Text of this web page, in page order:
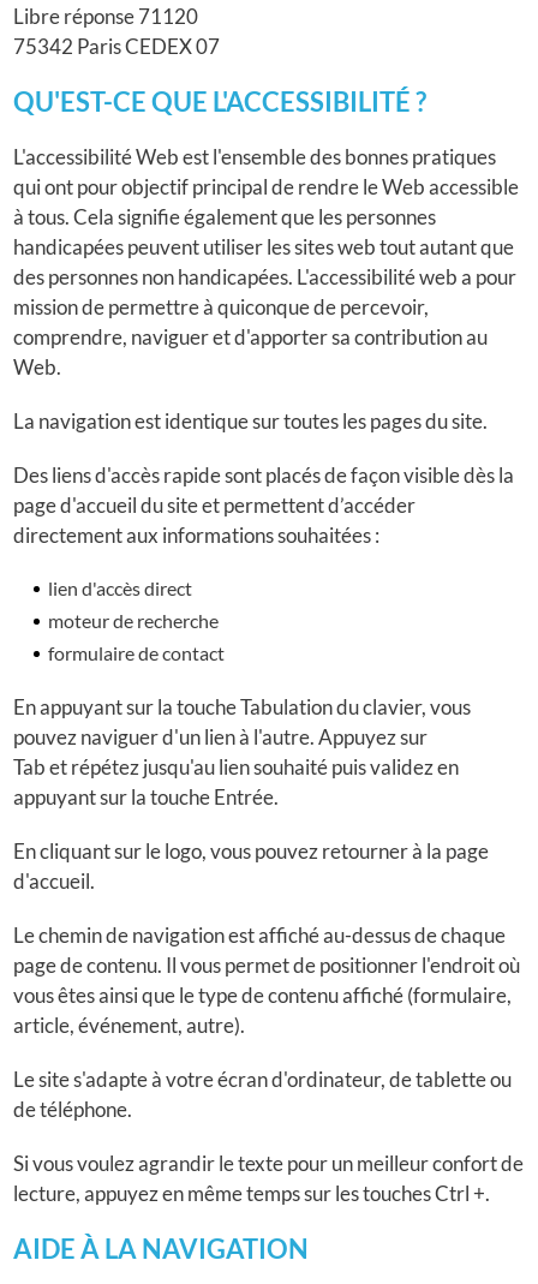
Libre réponse 71120
75342 Paris CEDEX 07
QU'EST-CE QUE L'ACCESSIBILITÉ ?
L'accessibilité Web est l'ensemble des bonnes pratiques
qui ont pour objectif principal de rendre le Web accessible
à tous. Cela signifie également que les personnes
handicapées peuvent utiliser les sites web tout autant que
des personnes non handicapées. L'accessibilité web a pour
mission de permettre à quiconque de percevoir,
comprendre, naviguer et d'apporter sa contribution au
Web.
La navigation est identique sur toutes les pages du site.
Des liens d'accès rapide sont placés de façon visible dès la
page d'accueil du site et permettent d’accéder
directement aux informations souhaitées :
lien d'accès direct
moteur de recherche
formulaire de contact
En appuyant sur la touche Tabulation du clavier, vous
pouvez naviguer d'un lien à l'autre. Appuyez sur
Tab et répétez jusqu'au lien souhaité puis validez en
appuyant sur la touche Entrée.
En cliquant sur le logo, vous pouvez retourner à la page
d'accueil.
Le chemin de navigation est affiché au-dessus de chaque
page de contenu. Il vous permet de positionner l'endroit où
vous êtes ainsi que le type de contenu affiché (formulaire,
article, événement, autre).
Le site s'adapte à votre écran d'ordinateur, de tablette ou
de téléphone.
Si vous voulez agrandir le texte pour un meilleur confort de
lecture, appuyez en même temps sur les touches Ctrl +.
AIDE À LA NAVIGATION